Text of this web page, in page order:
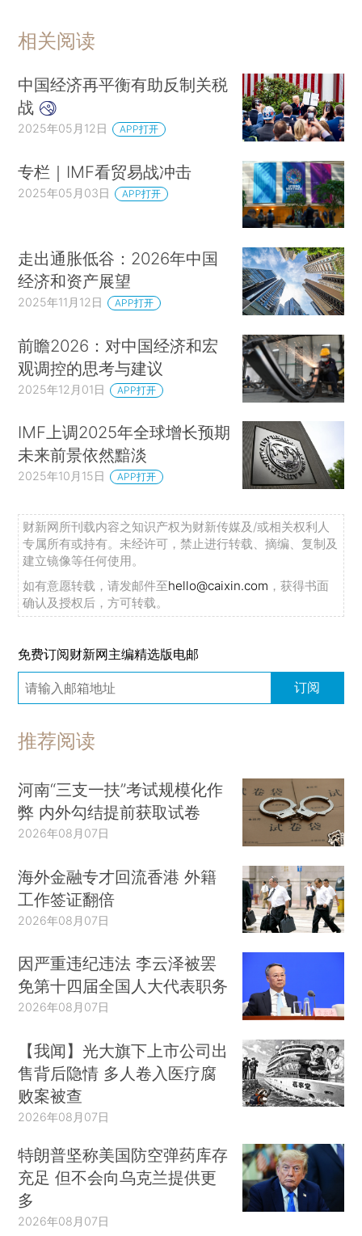
相关阅读
中国经济再平衡有助反制关税
战
2025年05月12日 APP打开
专栏｜IMF看贸易战冲击
2025年05月03日 APP打开
走出通胀低谷：2026年中国
经济和资产展望
2025年11月12日 APP打开
前瞻2026：对中国经济和宏
观调控的思考与建议
2025年12月01日 APP打开
IMF上调2025年全球增长预期
未来前景依然黯淡
2025年10月15日 APP打开
财新网所刊载内容之知识产权为财新传媒及/或相关权利人
专属所有或持有。未经许可，禁止进行转载、摘编、复制及
建立镜像等任何使用。
如有意愿转载，请发邮件至hello@caixin.com ，获得书面
确认及授权后，方可转载。
免费订阅财新网主编精选版电邮
订阅
推荐阅读
河南“三支一扶”考试规模化作
弊 内外勾结提前获取试卷
2026年08月07日
海外金融专才回流香港 外籍
工作签证翻倍
2026年08月07日
因严重违纪违法 李云泽被罢
免第十四届全国人大代表职务
2026年08月07日
【我闻】光大旗下上市公司出
售背后隐情 多人卷入医疗腐
败案被查
2026年08月07日
特朗普坚称美国防空弹药库存
充足 但不会向乌克兰提供更
多
2026年08月07日